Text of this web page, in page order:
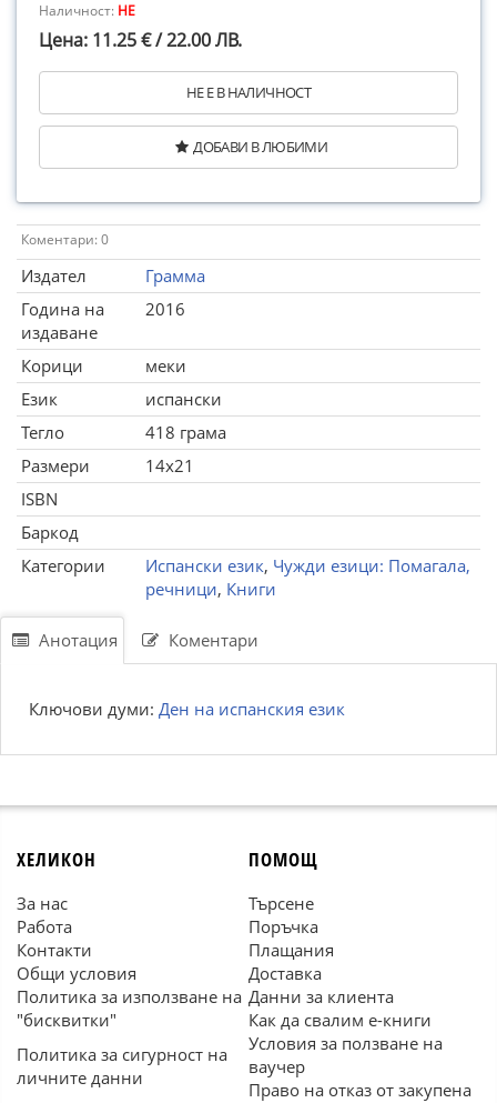
Наличност: НЕ
Цена: 11.25 € / 22.00 ЛВ.
НЕ Е В НАЛИЧНОСТ
ДОБАВИ В ЛЮБИМИ
Коментари: 0
Издател
Грамма
Година на
издаване
2016
Корици
меки
Език
испански
Тегло
418 грама
Размери
14x21
ISBN
Баркод
Категории
Испански език, Чужди езици: Помагала,
речници, Книги
Анотация Коментари
Ключови думи: Ден на испанския език
ХЕЛИКОН
За нас
Работа
Контакти
Общи условия
Политика за използване на
"бисквитки"
Политика за сигурност на
личните данни
ПОМОЩ
Търсене
Поръчка
Плащания
Доставка
Данни за клиента
Как да свалим е-книги
Условия за ползване на
ваучер
Право на отказ от закупена